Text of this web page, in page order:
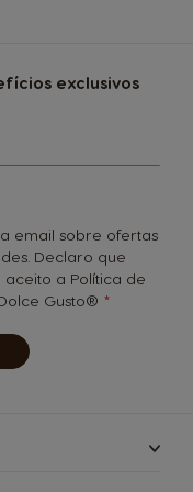
exclusivos
email sobre ofertas
Declaro que
aceito a Política de
Gusto®